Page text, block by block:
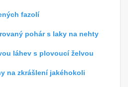
fazolí
pohár s laky na nehty
láhev s plovoucí želvou
na zkrášlení jakéhokoli